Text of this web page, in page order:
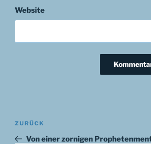
Website
Beitragsnavigation
Vorheriger
Beitrag
ZURÜCK
Von einer zornigen